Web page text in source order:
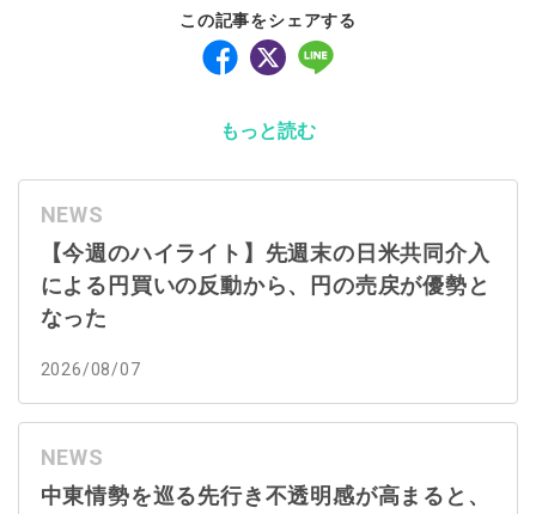
この記事をシェアする
もっと読む
NEWS
【今週のハイライト】先週末の日米共同介入
による円買いの反動から、円の売戻が優勢と
なった
2026/08/07
NEWS
中東情勢を巡る先行き不透明感が高まると、